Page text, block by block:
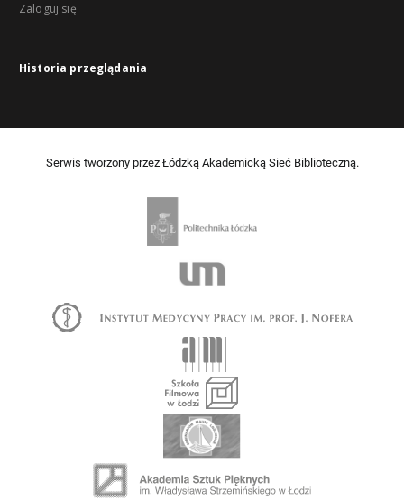
Zaloguj się
Historia przeglądania
Serwis tworzony przez Łódzką Akademicką Sieć Biblioteczną.